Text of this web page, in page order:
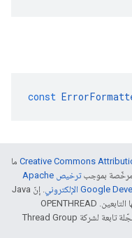
const
ما
مرخّصة بموجب
ترخيص Apache
. إنّ Java
هي علامة تجارية مسجَّلة لشركة Oracle و/أو شركائها التابعين. ‫OPENTHREAD
والعلامات التجارية ذات الصلة هي علامات تجارية مسجّلة تابعة لشركة Thread Group